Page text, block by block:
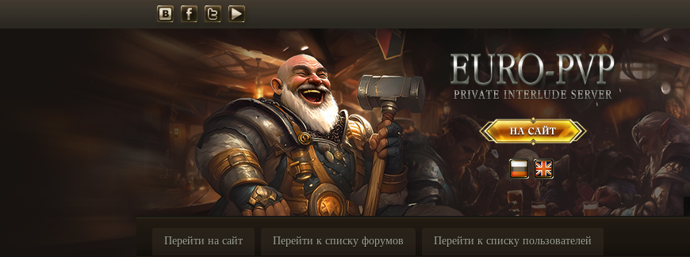
Перейти на сайт Перейти к списку форумов Перейти к списку пользователей